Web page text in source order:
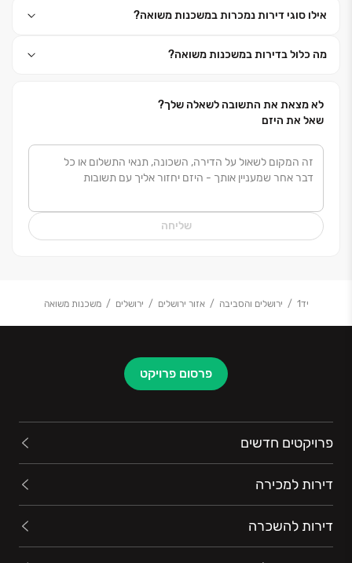
אילו סוגי דירות נמכרות במשכנות משואה?
מה כלול בדירות במשכנות משואה?
לא מצאת את התשובה לשאלה שלך?
שאל את היזם
שליחה
יד1 ירושלים והסביבה אזור ירושלים ירושלים משכנות משואה
פרסום פרויקט
פרויקטים חדשים
דירות למכירה
דירות להשכרה